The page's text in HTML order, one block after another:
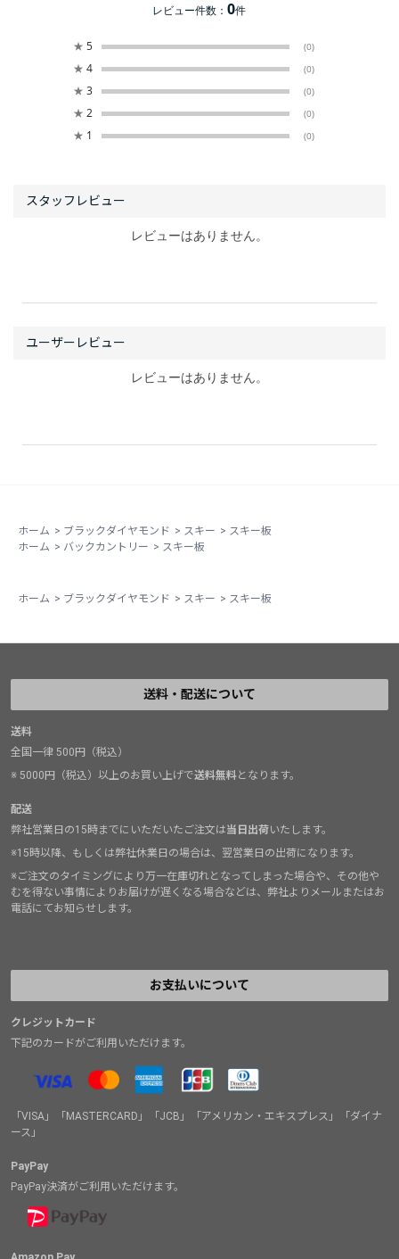
レビュー件数：0件
★ 5 (0)
★ 4 (0)
★ 3 (0)
★ 2 (0)
★ 1 (0)
レビューはありません。
レビューはありません。
ホーム > ブラックダイヤモンド > スキー > スキー板
ホーム > バックカントリー > スキー板
ホーム > ブラックダイヤモンド > スキー > スキー板
送料・配送について
送料
全国一律 500円（税込）
※ 5000円（税込）以上のお買い上げで送料無料となります。
配送
弊社営業日の15時までにいただいたご注文は当日出荷いたします。
※15時以降、もしくは弊社休業日の場合は、翌営業日の出荷になります。
※ご注文のタイミングにより万一在庫切れとなってしまった場合や、その他や
むを得ない事情によりお届けが遅くなる場合などは、弊社よりメールまたはお
電話にてお知らせします。
お支払いについて
クレジットカード
下記のカードがご利用いただけます。
「VISA」「MASTERCARD」「JCB」「アメリカン・エキスプレス」「ダイナ
ース」
PayPay
PayPay決済がご利用いただけます。